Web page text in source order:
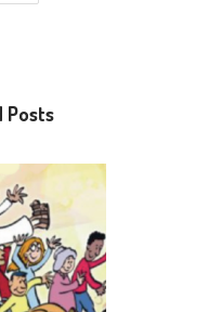
Posts